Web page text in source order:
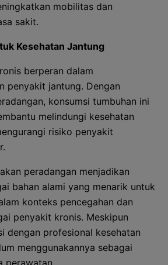
mobilitas dan
sakit.
Kesehatan Jantung
berperan dalam
penyakit jantung. Dengan
konsumsi tumbuhan ini
melindungi kesehatan
risiko penyakit
peradangan menjadikan
bahan alami yang menarik untuk
konteks pencegahan dan
penyakit kronis. Meskipun
dengan profesional kesehatan
menggunakannya sebagai
perawatan.